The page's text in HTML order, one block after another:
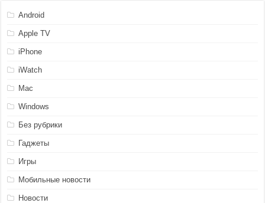
Android
Apple TV
iPhone
iWatch
Mac
Windows
Без рубрики
Гаджеты
Игры
Мобильные новости
Новости